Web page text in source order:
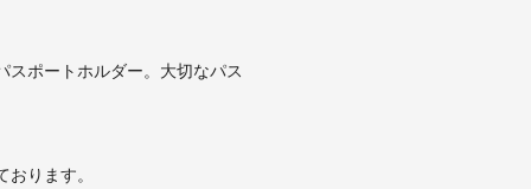
ポートホルダー。大切なパス
ります。